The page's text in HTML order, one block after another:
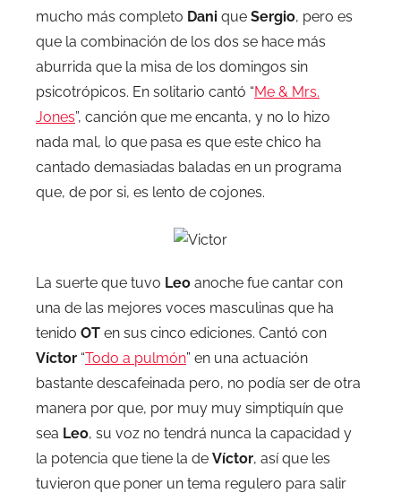
mucho más completo Dani que Sergio, pero es
que la combinación de los dos se hace más
aburrida que la misa de los domingos sin
psicotrópicos. En solitario cantó “Me & Mrs.
Jones”, canción que me encanta, y no lo hizo
nada mal, lo que pasa es que este chico ha
cantado demasiadas baladas en un programa
que, de por si, es lento de cojones.
La suerte que tuvo Leo anoche fue cantar con
una de las mejores voces masculinas que ha
tenido OT en sus cinco ediciones. Cantó con
Víctor “Todo a pulmón” en una actuación
bastante descafeinada pero, no podía ser de otra
manera por que, por muy muy simptiquín que
sea Leo, su voz no tendrá nunca la capacidad y
la potencia que tiene la de Víctor, así que les
tuvieron que poner un tema regulero para salir